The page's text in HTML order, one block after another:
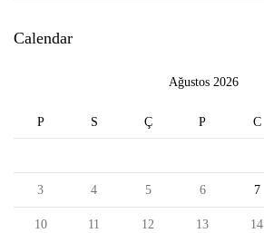
Calendar
Ağustos 2026
P S Ç P C
3 4 5 6 7
10 11 12 13 14